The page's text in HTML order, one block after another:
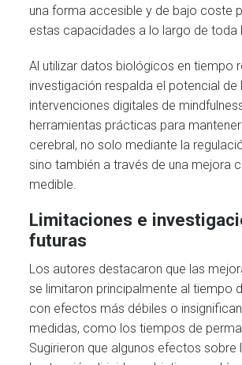
una forma accesible y de bajo coste
estas capacidades a lo largo de toda
Al utilizar datos biológicos en tiempo
investigación respalda el potencial de
intervenciones digitales de
herramientas prácticas para
cerebral, no solo mediante la
sino también a través de una mejora
medible.
Limitaciones e
futuras
Los autores destacaron que las
se limitaron principalmente al tiempo
con efectos más débiles o
medidas, como los tiempos de
Sugirieron que algunos efectos sobre